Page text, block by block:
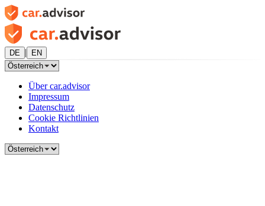
DE | EN
Über car.advisor
Impressum
Datenschutz
Cookie Richtlinien
Kontakt